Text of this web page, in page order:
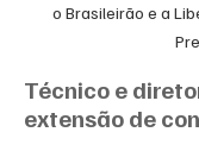
o Brasileirão e a
Técnico e
extensão de